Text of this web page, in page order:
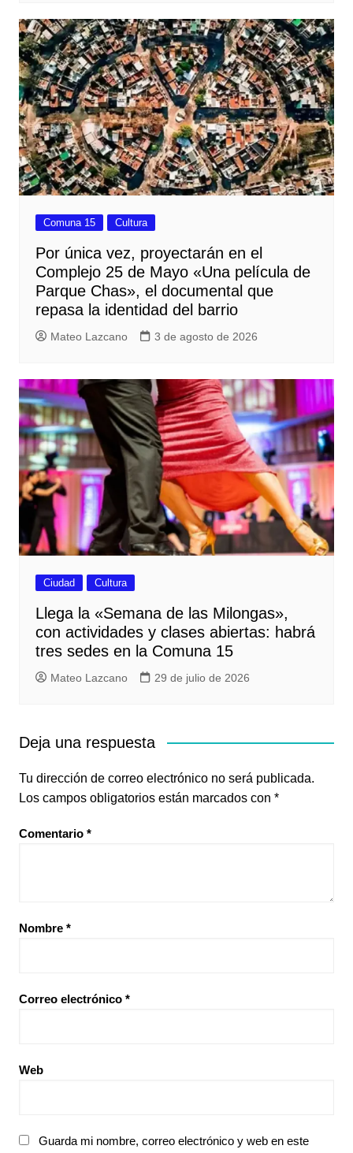
Comuna 15 Cultura
Por única vez, proyectarán en el
Complejo 25 de Mayo «Una película de
Parque Chas», el documental que
repasa la identidad del barrio
Mateo Lazcano 3 de agosto de 2026
Ciudad Cultura
Llega la «Semana de las Milongas»,
con actividades y clases abiertas: habrá
tres sedes en la Comuna 15
Mateo Lazcano 29 de julio de 2026
Deja una respuesta
Tu dirección de correo electrónico no será publicada.
Los campos obligatorios están marcados con *
Comentario *
Nombre *
Correo electrónico *
Web
Guarda mi nombre, correo electrónico y web en este